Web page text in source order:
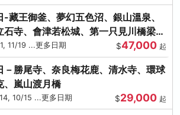
藏王御釜、夢幻五色沼、銀山溫泉、
石寺、會津若松城、第一只見川橋梁、
11/19 ...更多日期 $47,000 起
－勝尾寺、奈良梅花鹿、清水寺、環球
、嵐山渡月橋
10/15 ...更多日期 $29,000 起